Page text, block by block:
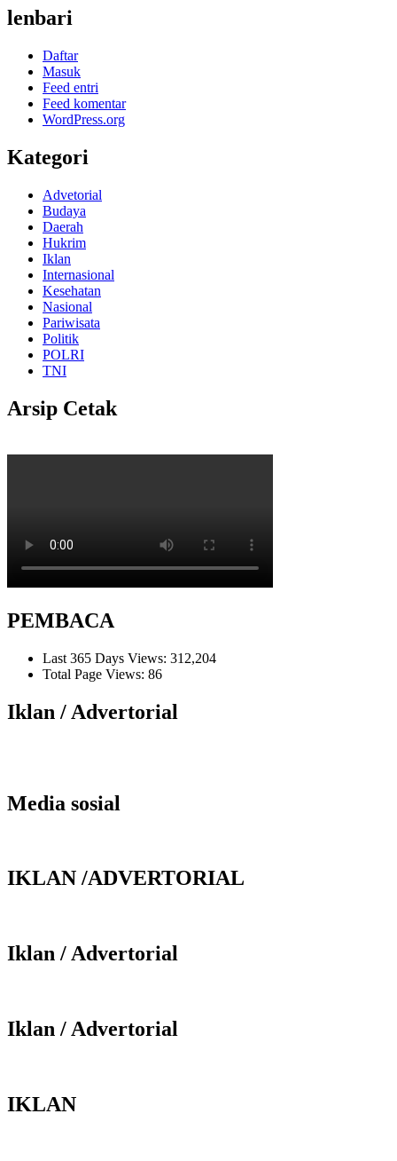
lenbari
Daftar
Masuk
Feed entri
Feed komentar
WordPress.org
Kategori
Advetorial
Budaya
Daerah
Hukrim
Iklan
Internasional
Kesehatan
Nasional
Pariwisata
Politik
POLRI
TNI
Arsip Cetak
PEMBACA
Last 365 Days Views: 312,204
Total Page Views: 86
Iklan / Advertorial
Media sosial
IKLAN /ADVERTORIAL
Iklan / Advertorial
Iklan / Advertorial
IKLAN